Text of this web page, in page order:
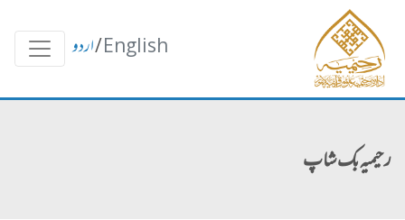
English
/اردو
رحیمیہ بک شاپ